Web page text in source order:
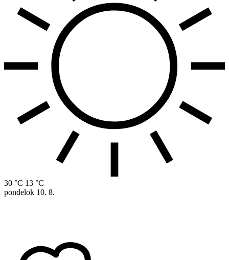
30 °C 13 °C
pondelok 10. 8.